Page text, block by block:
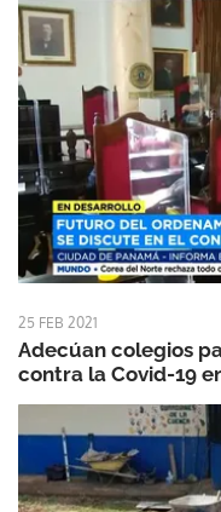
25 FEB 2021
Adecúan colegios
contra la Covid-19